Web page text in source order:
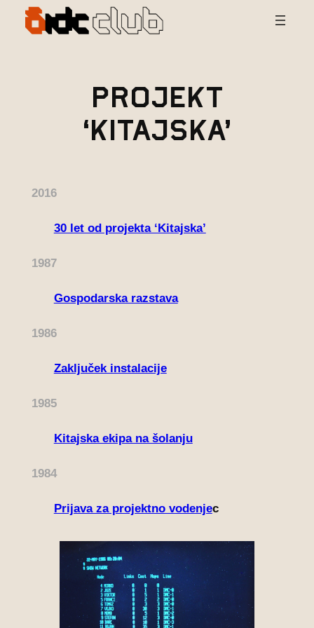
Preskoči
Projekt
‘Kitajska’
2016
30 let od projekta ‘Kitajska’
1987
Gospodarska razstava
1986
Zaključek instalacije
1985
Kitajska ekipa na šolanju
1984
Prijava za projektno vodenjec